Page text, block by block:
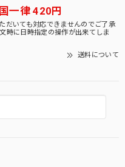
一律 420円
だいても対応できませんのでご了承
時に日時指定の操作が出来てしま
送料について